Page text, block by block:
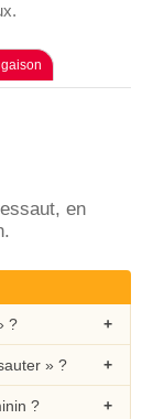
en
?
» ?
?